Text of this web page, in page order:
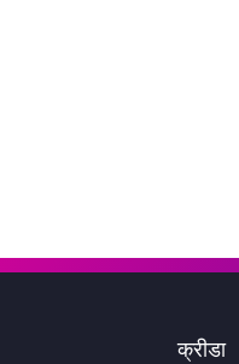
क्रीडा